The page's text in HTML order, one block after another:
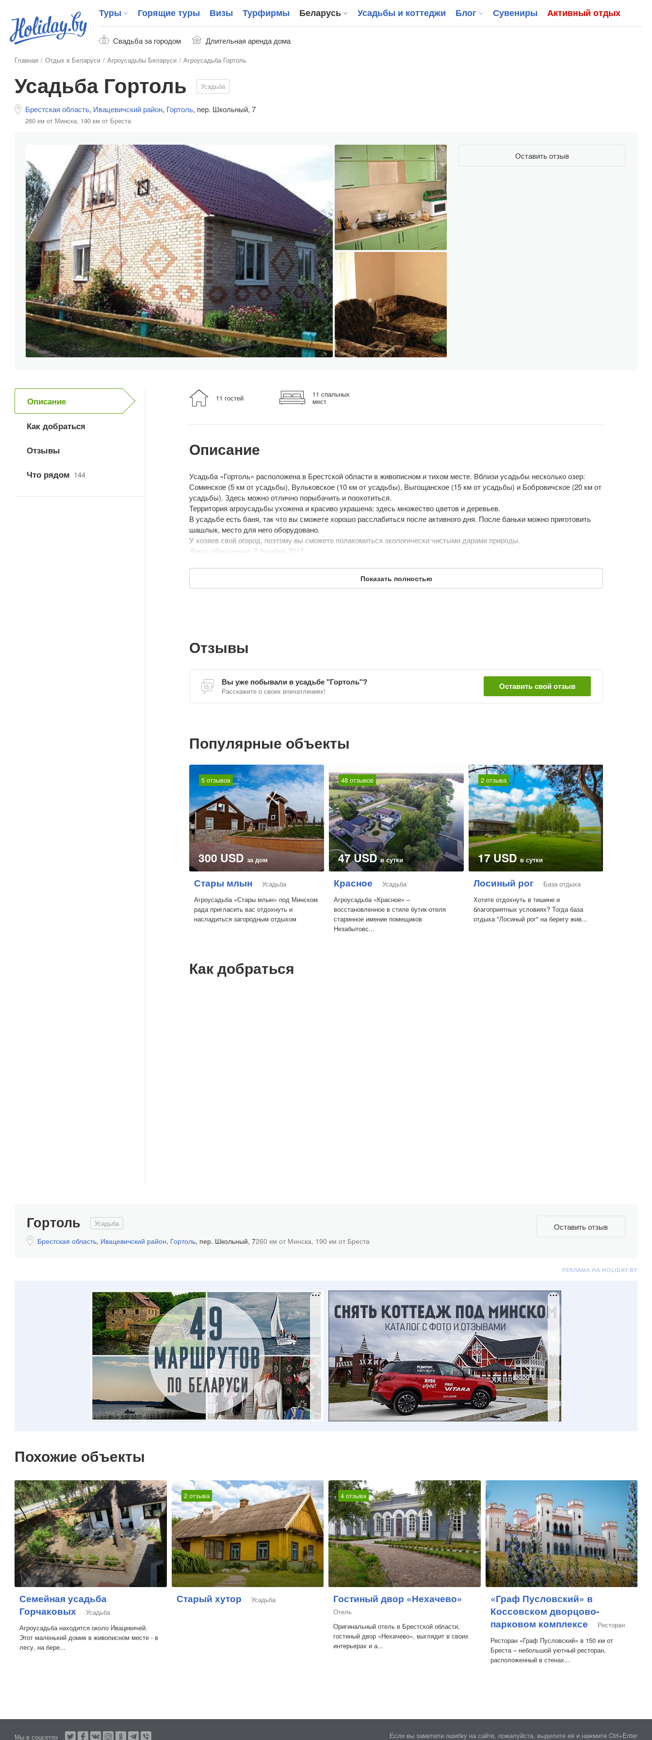
Свадьба за городом Длительная аренда дома
Туры Горящие туры Визы Турфирмы Беларусь Усадьбы и коттеджи Блог Сувениры Активный отдых
Главная Отдых в Беларуси Агроусадьбы Беларуси Агроусадьба Гортоль
Усадьба Гортоль Усадьба
Брестская область, Ивацевичский район, Гортоль, пер. Школьный, 7
260 км от Минска, 190 км от Бреста
Оставить отзыв
Описание
Как добраться
Отзывы
Что рядом 144
11 гостей 11 спальных
мест
Описание
Усадьба «Гортоль» расположена в Брестской области в живописном и тихом месте. Вблизи усадьбы несколько озер:
Соминское (5 км от усадьбы), Вульковское (10 км от усадьбы), Выгощанское (15 км от усадьбы) и Бобровичское (20 км от
усадьбы). Здесь можно отлично порыбачить и поохотиться.
Территория агроусадьбы ухожена и красиво украшена: здесь множество цветов и деревьев.
В усадьбе есть баня, так что вы сможете хорошо расслабиться после активного дня. После баньки можно приготовить
шашлык, место для него оборудовано.
У хозяев свой огород, поэтому вы сможете полакомиться экологически чистыми дарами природы.
Дата обновления: 7 декабря 2017
Показать полностью
Отзывы
Вы уже побывали в усадьбе "Гортоль"?
Расскажите о своих впечатлениях! Оставить свой отзыв
Популярные объекты
5 отзывов
300 USD за дом
Стары млын
Усадьба
Агроусадьба «Стары млын» под Минском
рада пригласить вас отдохнуть и
насладиться загородным отдыхом
48 отзывов
47 USDв сутки
Красное
Усадьба
Агроусадьба «Красное» –
восстановленное в стиле бутик-отеля
старинное имение помещиков
Незабытовс...
2 отзыва
17 USDв сутки
Лосиный рог
База отдыха
Хотите отдохнуть в тишине и
благоприятных условиях? Тогда база
отдыха "Лосиный рог" на берегу жив...
Как добраться
Гортоль Усадьба
Брестская область, Ивацевичский район, Гортоль, пер. Школьный, 7260 км от Минска, 190 км от Бреста
Оставить отзыв
РЕКЛАМА НА HOLIDAY.BY
Похожие объекты
Семейная усадьба
Горчаковых
Усадьба
Агроусадьба находится около Ивацевичей.
Этот маленький домик в живописном месте - в
лесу, на бере...
2 отзыва
Старый хутор Усадьба
4 отзыва
Гостиный двор «Нехачево»
Отель
Оригинальный отель в Брестской области,
гостиный двор «Нехачево», выглядит в своих
интерьерах и а...
«Граф Пусловский» в
Коссовском дворцово-
парковом комплексе
Ресторан
Ресторан «Граф Пусловский» в 150 км от
Бреста – небольшой уютный ресторан,
расположенный в стенах...
Мы в соцсетях Если вы заметили ошибку на сайте, пожалуйста, выделите её и нажмите Ctrl+Enter